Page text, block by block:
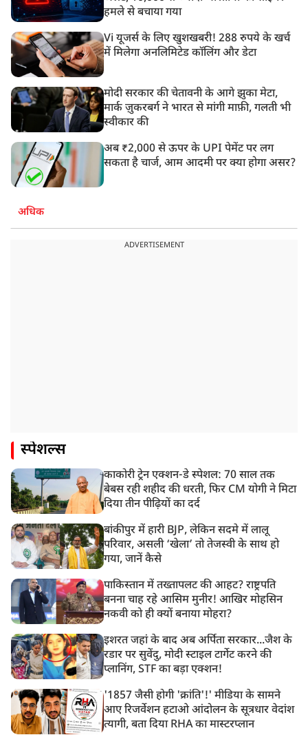
हमले से बचाया गया
Vi यूजर्स के लिए खुशखबरी! 288 रुपये के खर्च
में मिलेगा अनलिमिटेड कॉलिंग और डेटा
मोदी सरकार की चेतावनी के आगे झुका मेटा,
मार्क ज़ुकरबर्ग ने भारत से मांगी माफ़ी, गलती भी
स्वीकार की
अब ₹2,000 से ऊपर के UPI पेमेंट पर लग
सकता है चार्ज, आम आदमी पर क्या होगा असर?
अधिक
ADVERTISEMENT
स्पेशल्स
काकोरी ट्रेन एक्शन-डे स्पेशल: 70 साल तक
बेबस रही शहीद की धरती, फिर CM योगी ने मिटा
दिया तीन पीढ़ियों का दर्द
बांकीपुर में हारी BJP, लेकिन सदमे में लालू
परिवार, असली ‘खेला’ तो तेजस्वी के साथ हो
गया, जानें कैसे
पाकिस्तान में तख्तापलट की आहट? राष्ट्रपति
बनना चाह रहे आसिम मुनीर! आखिर मोहसिन
नकवी को ही क्यों बनाया मोहरा?
इशरत जहां के बाद अब अर्पिता सरकार...जैश के
रडार पर सुवेंदु, मोदी स्टाइल टार्गेट करने की
प्लानिंग, STF का बड़ा एक्शन!
'1857 जैसी होगी 'क्रांति'!' मीडिया के सामने
आए रिजर्वेशन हटाओ आंदोलन के सूत्रधार वेदांश
त्यागी, बता दिया RHA का मास्टरप्लान